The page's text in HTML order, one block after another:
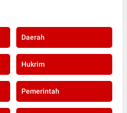
Daerah
Hukrim
Pemerintah